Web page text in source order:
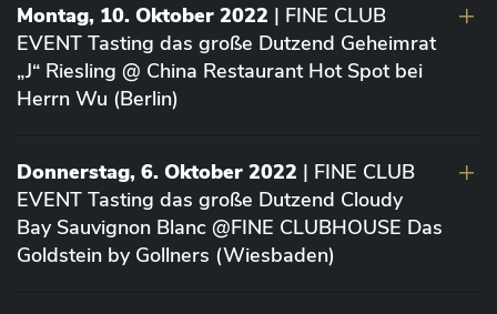
Montag, 10. Oktober 2022 | FINE CLUB
EVENT Tasting das große Dutzend Geheimrat
„J“ Riesling @ China Restaurant Hot Spot bei
Herrn Wu (Berlin)
Donnerstag, 6. Oktober 2022 | FINE CLUB
EVENT Tasting das große Dutzend Cloudy
Bay Sauvignon Blanc @FINE CLUBHOUSE Das
Goldstein by Gollners (Wiesbaden)